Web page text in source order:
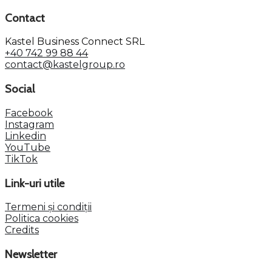
Contact
Kastel Business Connect SRL
+40 742 99 88 44
contact@kastelgroup.ro
Social
Facebook
Instagram
Linkedin
YouTube
TikTok
Link-uri utile
Termeni și condiții
Politica cookies
Credits
Newsletter